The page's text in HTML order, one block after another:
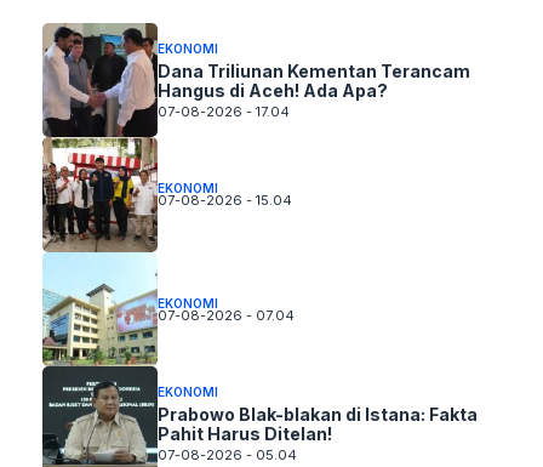
EKONOMI
Dana Triliunan Kementan Terancam
Hangus di Aceh! Ada Apa?
07-08-2026 - 17.04
EKONOMI
07-08-2026 - 15.04
EKONOMI
07-08-2026 - 07.04
EKONOMI
Prabowo Blak-blakan di Istana: Fakta
Pahit Harus Ditelan!
07-08-2026 - 05.04